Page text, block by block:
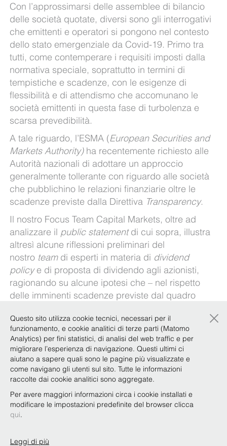
Con l’approssimarsi delle assemblee di bilancio
delle società quotate, diversi sono gli interrogativi
che emittenti e operatori si pongono nel contesto
dello stato emergenziale da Covid-19. Primo tra
tutti, come contemperare i requisiti imposti dalla
normativa speciale, soprattutto in termini di
tempistiche e scadenze, con le esigenze di
flessibilità e di attendismo che accomunano le
società emittenti in questa fase di turbolenza e
scarsa prevedibilità.
A tale riguardo, l’ESMA (European Securities and
Markets Authority)ha recentemente richiesto alle
Autorità nazionali di adottare un approccio
generalmente tollerante con riguardo alle società
che pubblichino le relazioni finanziarie oltre le
scadenze previste dalla Direttiva Transparency.
Il nostro Focus Team Capital Markets, oltre ad
analizzare il public statementdi cui sopra, illustra
altresì alcune riflessioni preliminari del
nostro teamdi esperti in materia di dividend
policye di proposta di dividendo agli azionisti,
ragionando su alcune ipotesi che – nel rispetto
delle imminenti scadenze previste dal quadro
di salvaguardare un principio di prudente
gestione della cassa, senza tuttavia disattendere
le aspettative del mercato.
Gli approfondimenti del nostro Focus Team
Equity Capital Markets, in coordinamento con la
Task Force dedicata all’emergenza Covid-19,
sono contenuti nel documento disponibilequi
Questo sito utilizza cookie tecnici, necessari per il
funzionamento, e cookie analitici di terze parti (Matomo
Analytics) per fini statistici, di analisi del web traffic e per
migliorare l’esperienza di navigazione. Questi ultimi ci
aiutano a sapere quali sono le pagine più visualizzate e
come navigano gli utenti sul sito. Tutte le informazioni
raccolte dai cookie analitici sono aggregate.
Per avere maggiori informazioni circa i cookie installati e
modificare le impostazioni predefinite del browser clicca
qui.
Leggi di più
×